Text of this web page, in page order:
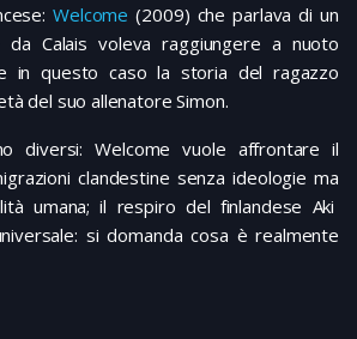
Welcome(2009) che parlava di un
Calais voleva raggiungere a nuoto
in questo caso la storia del ragazzo
del suo allenatore Simon.
diversi: Welcome vuole affrontare il
clandestine senza ideologie ma
umana; il respiro del finlandese Aki
si domanda cosa è realmente